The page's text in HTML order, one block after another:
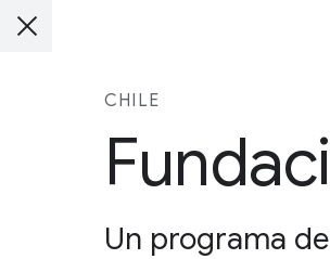
CHILE
Un programa